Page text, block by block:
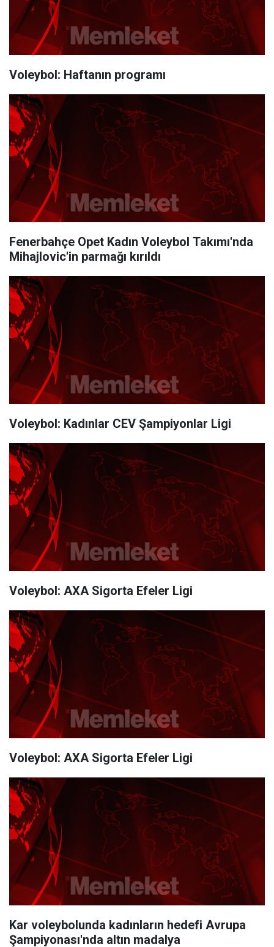
Voleybol: Haftanın programı
Fenerbahçe Opet Kadın Voleybol Takımı'nda
Mihajlovic'in parmağı kırıldı
Voleybol: Kadınlar CEV Şampiyonlar Ligi
Voleybol: AXA Sigorta Efeler Ligi
Voleybol: AXA Sigorta Efeler Ligi
Kar voleybolunda kadınların hedefi Avrupa
Şampiyonası'nda altın madalya